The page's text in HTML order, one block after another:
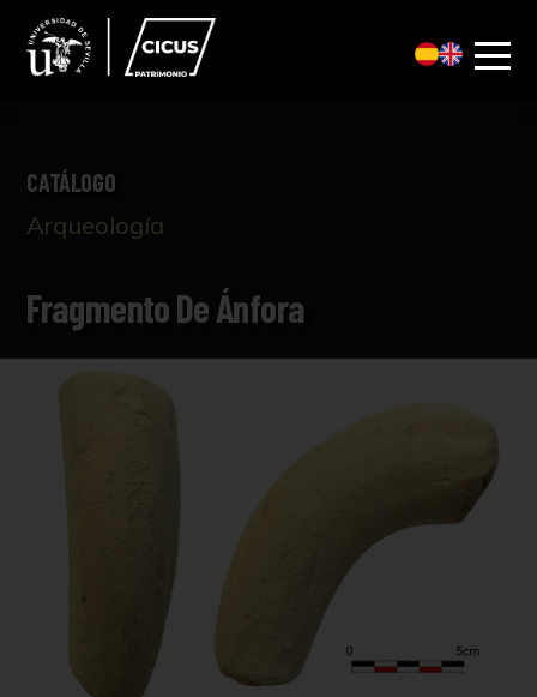
CATÁLOGO
Arqueología
Fragmento De Ánfora